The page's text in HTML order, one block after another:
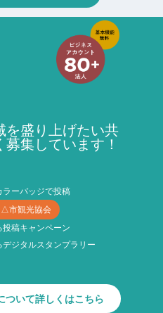
を盛り上げたい共
集しています！
ーバッジで投稿
市観光協会
稿キャンペーン
ジタルスタンプラリー
ついて詳しくはこちら